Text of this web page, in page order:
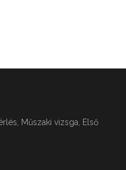
Műszaki vizsga, Első